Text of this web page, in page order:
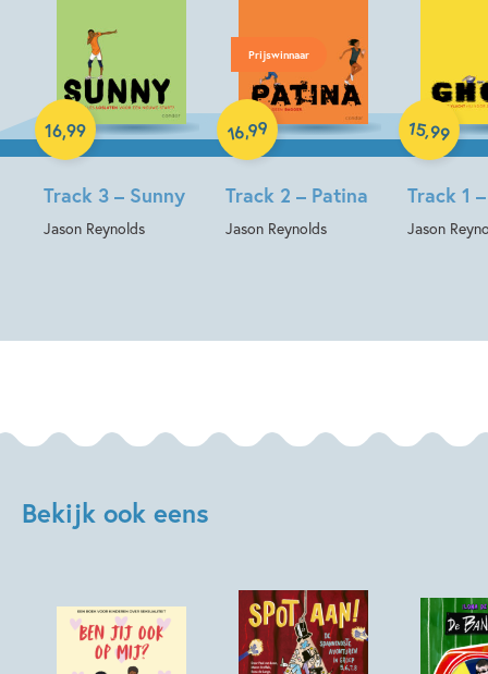
Track 3 – Sunny
Jason Reynolds
16,99
Hardcover
Prijswinnaar
Track 2 – Patina
Jason Reynolds
16,99
Hardcover
Track 1
Jason
15,99
Hardcover
Bekijk ook eens